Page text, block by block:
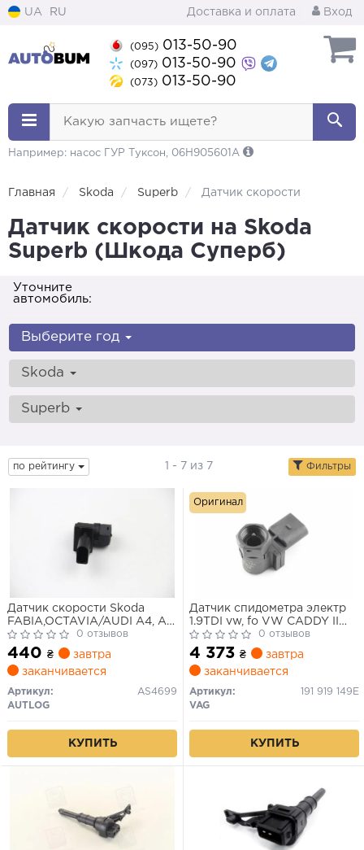
UA RU Доставка и оплата Вход
(095) 013-50-90
(097) 013-50-90
(073) 013-50-90
Какую запчасть ищете?
Например: насос ГУР Туксон, 06H905601A
Главная Skoda Superb Датчик скорости
Датчик скорости на Skoda
Superb (Шкода Суперб)
Уточните
автомобиль:
Выберите год
Skoda
Superb
по рейтингу 1 - 7 из 7 Фильтры
Датчик скорости Skoda
FABIA,OCTAVIA/AUDI A4, A6
1.0-3.2 95- AUTLOG
0 отзывов
440 ₴
завтра
заканчивается
Артикул:
AS4699
AUTLOG
КУПИТЬ
Датчик спидометра электр
1.9TDI vw, fo VW CADDY II
95-04 ОЕ:191919149E
0 отзывов
4 373 ₴
завтра
заканчивается
Артикул:
191 919 149E
VAG
КУПИТЬ
Оригинал